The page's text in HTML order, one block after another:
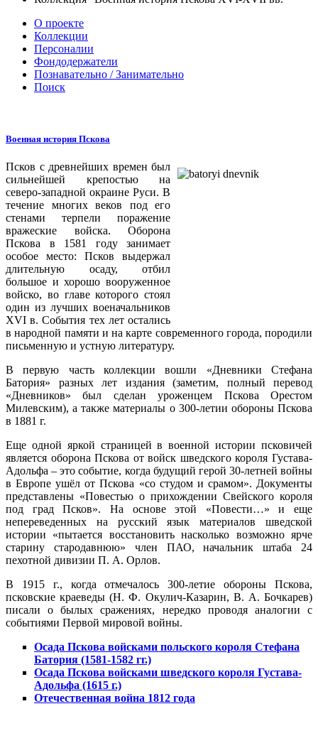
О проекте
Коллекции
Персоналии
Фондодержатели
Познавательно / Занимательно
Поиск
Военная история Пскова
Псков с древнейших времен был
сильнейшей крепостью на
северо-западной окраине Руси. В
течение многих веков под его
стенами терпели поражение
вражеские войска. Оборона
Пскова в 1581 году занимает
особое место: Псков выдержал
длительную осаду, отбил
большое и хорошо вооруженное
войско, во главе которого стоял
один из лучших военачальников
XVI в. События тех лет остались
в народной памяти и на карте современного города, породили
письменную и устную литературу.
В первую часть коллекции вошли «Дневники Стефана
Батория» разных лет издания (заметим, полный перевод
«Дневников» был сделан уроженцем Пскова Орестом
Милевским), а также материалы о 300-летии обороны Пскова
в 1881 г.
Еще одной яркой страницей в военной истории псковичей
является оборона Пскова от войск шведского короля Густава-
Адольфа – это событие, когда будущий герой 30-летней войны
в Европе ушёл от Пскова «со студом и срамом». Документы
представлены «Повестью о прихождении Свейского короля
под град Псков». На основе этой «Повести…» и еще
непереведенных на русский язык материалов шведской
истории «пытается восстановить насколько возможно ярче
старину стародавнюю» член ПАО, начальник штаба 24
пехотной дивизии П. А. Орлов.
В 1915 г., когда отмечалось 300-летие обороны Пскова,
псковские краеведы (Н. Ф. Окулич-Казарин, В. А. Бочкарев)
писали о былых сражениях, нередко проводя аналогии с
событиями Первой мировой войны.
Осада Пскова войсками польского короля Стефана
Батория (1581-1582 гг.)
Осада Пскова войсками шведского короля Густава-
Адольфа (1615 г.)
Отечественная война 1812 года